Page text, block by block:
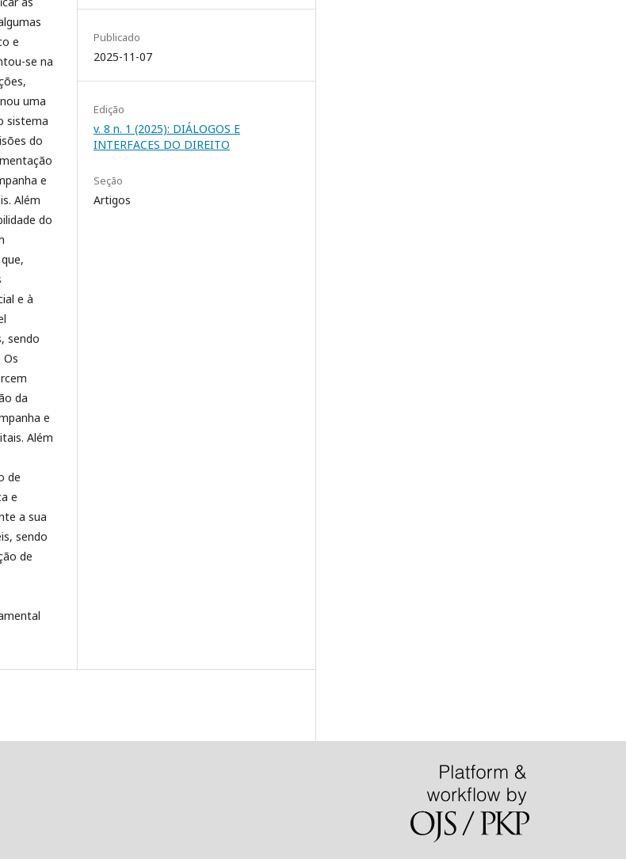
e
se na
uma
sistema
do
e
Além
do
e à
sendo
da
e
Além
de
e
a sua
sendo
de
Publicado
2025-11-07
Edição
v. 8 n. 1 (2025): DIÁLOGOS E
INTERFACES DO DIREITO
Seção
Artigos